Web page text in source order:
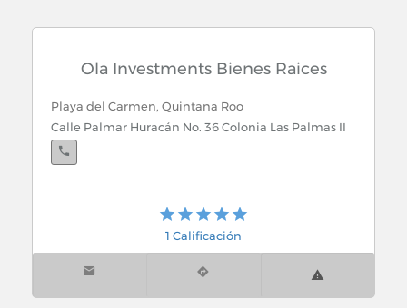
Ola Investments Bienes Raices
Playa del Carmen, Quintana Roo
Calle Palmar Huracán No. 36 Colonia Las Palmas II
1 Calificación